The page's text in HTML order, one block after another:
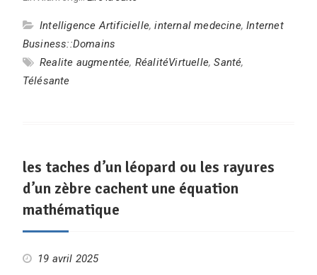
Intelligence Artificielle,internal medecine,Internet
Business::Domains
Realite augmentée, RéalitéVirtuelle,Santé,
Télésante
les taches d’un léopard ou les rayures
d’un zèbre cachent une équation
mathématique
19 avril 2025